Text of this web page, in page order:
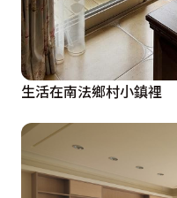
生活在南法鄉村小鎮裡